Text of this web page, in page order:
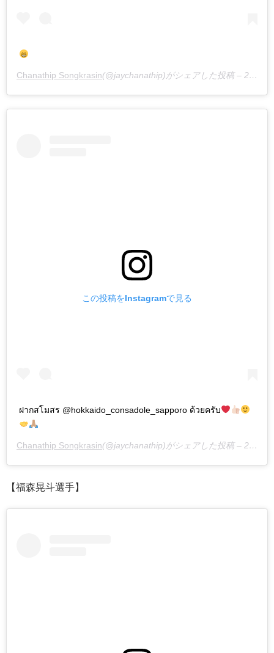
Chanathip Songkrasin(@jaychanathip)がシェアした投稿 – 2020年 1月月16日午前6時37分PST
この投稿をInstagramで見る
ฝากสโมสร @hokkaido_consadole_sapporo ด้วยครับ
Chanathip Songkrasin(@jaychanathip)がシェアした投稿 – 2020年 1月月31日午前2時17分PST
【福森晃斗選手】